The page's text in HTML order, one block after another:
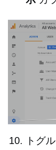
トグ